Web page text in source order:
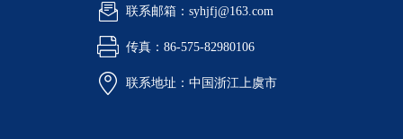
联系邮箱：syhjfj@163.com
传真：86-575-82980106
联系地址：中国浙江上虞市